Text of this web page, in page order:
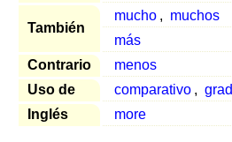
También
mucho , muchos
más
Contrario
menos
Uso de
comparativo ,
Inglés
more